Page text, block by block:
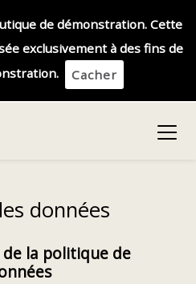
de démonstration. Cette
exclusivement à des fins de
Cacher
données
la politique de